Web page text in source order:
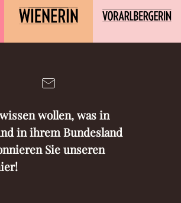
wollen, was in
in ihrem Bundesland
Sie unseren